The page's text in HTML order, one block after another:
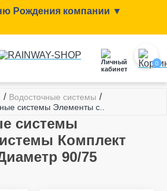
Рождения компании ▼
0
/ Водосточные системы /
системы Элементы с..
системы
Комплект
90/75